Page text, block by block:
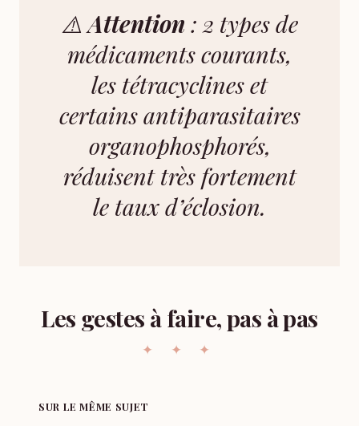
⚠️Attention : 2 types de
médicaments courants,
les tétracyclines et
certains antiparasitaires
organophosphorés,
réduisent très fortement
le taux d’éclosion.
Les gestes à faire, pas à pas
SUR LE MÊME SUJET